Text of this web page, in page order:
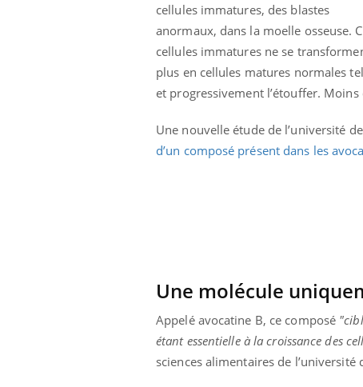
cellules immatures, des blastes
anormaux, dans la moelle osseuse.
cellules immatures ne se
plus en cellules matures normales
et progressivement l’étouffer.
Une nouvelle étude de l’université
d’un composé présent dans les
Une molécule
Appelé avocatine B, ce composé
étant essentielle à la croissance des
sciences alimentaires de
Carence en fer : comprendre pour